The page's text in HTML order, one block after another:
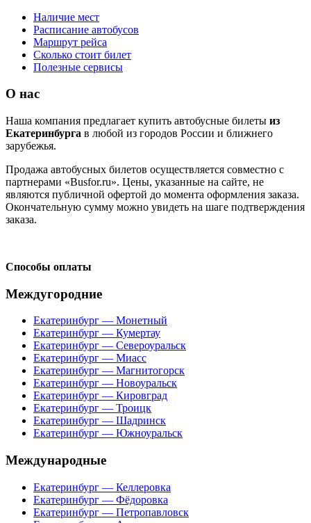
Наличие мест
Расписание автобусов
Маршрут рейса
Сколько стоит билет
Полезные сервисы
О нас
Наша компания предлагает купить автобусные билеты из
Екатеринбурга в любой из городов России и ближнего
зарубежья.
Продажа автобусных билетов осуществляется совместно с
партнерами «Busfor.ru». Цены, указанные на сайте, не
являются публичной офертой до момента оформления заказа.
Окончательную сумму можно увидеть на шаге подтверждения
заказа.
Способы оплаты
Междугородние
Екатеринбург — Монетный
Екатеринбург — Кумертау
Екатеринбург — Североуральск
Екатеринбург — Миасс
Екатеринбург — Магнитогорск
Екатеринбург — Новоуральск
Екатеринбург — Кировград
Екатеринбург — Троицк
Екатеринбург — Шадринск
Екатеринбург — Южноуральск
Международные
Екатеринбург — Келлеровка
Екатеринбург — Фёдоровка
Екатеринбург — Петропавловск